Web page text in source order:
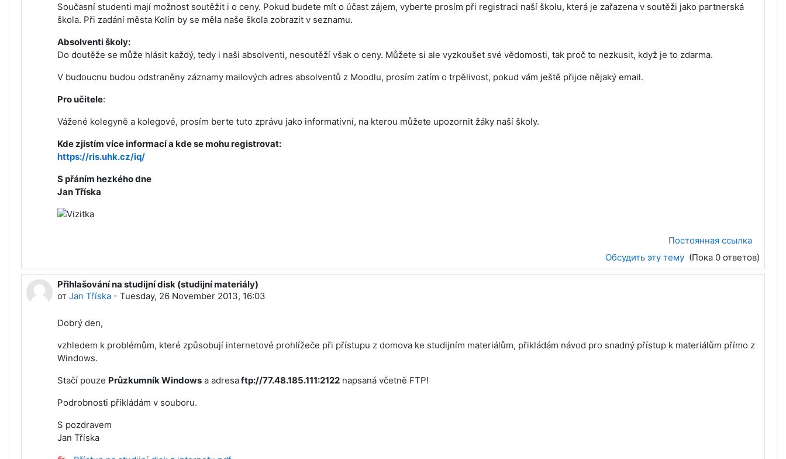
Současní studenti mají možnost soutěžit i o ceny. Pokud budete mít o účast zájem, vyberte prosím při registraci naší školu, která je zařazena v soutěži jako partnerská
škola. Při zadání města Kolín by se měla naše škola zobrazit v seznamu.
Absolventi školy:
Do doutěže se může hlásit každý, tedy i naši absolventi, nesoutěží však o ceny. Můžete si ale vyzkoušet své vědomosti, tak proč to nezkusit, když je to zdarma.
V budoucnu budou odstraněny záznamy mailových adres absolventů z Moodlu, prosím zatím o trpělivost, pokud vám ještě přijde nějaký email.
Pro učitele:
Vážené kolegyně a kolegové, prosím berte tuto zprávu jako informativní, na kterou můžete upozornit žáky naší školy.
Kde zjistím více informací a kde se mohu registrovat:
https://ris.uhk.cz/iq/
S přáním hezkého dne
Jan Tříska
Постоянная ссылка
Обсудить эту тему (Пока 0 ответов)
Přihlašování na studijní disk (studijní materiály)
от Jan Tříska - Tuesday, 26 November 2013, 16:03
Dobrý den,
vzhledem k problémům, které způsobují internetové prohlížeče při přístupu z domova ke studijním materiálům, přikládám návod pro snadný přístup k materiálům přímo z
Windows.
Stačí pouze Průzkumník Windows a adresaftp://77.48.185.111:2122 napsaná včetně FTP!
Podrobnosti přikládám v souboru.
S pozdravem
Jan Tříska